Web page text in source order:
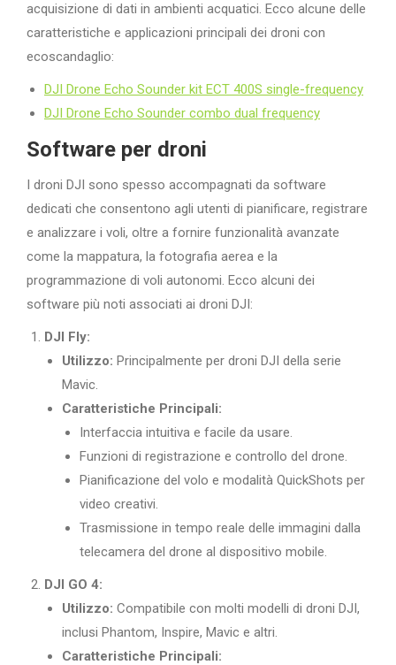
acquisizione di dati in ambienti acquatici. Ecco alcune delle
caratteristiche e applicazioni principali dei droni con
ecoscandaglio:
DJI Drone Echo Sounder kit ECT 400S single-frequency
DJI Drone Echo Sounder combo dual frequency
Software per droni
I droni DJI sono spesso accompagnati da software
dedicati che consentono agli utenti di pianificare, registrare
e analizzare i voli, oltre a fornire funzionalità avanzate
come la mappatura, la fotografia aerea e la
programmazione di voli autonomi. Ecco alcuni dei
software più noti associati ai droni DJI:
DJI Fly:
Utilizzo: Principalmente per droni DJI della serie
Mavic.
Caratteristiche Principali:
Interfaccia intuitiva e facile da usare.
Funzioni di registrazione e controllo del drone.
Pianificazione del volo e modalità QuickShots per
video creativi.
Trasmissione in tempo reale delle immagini dalla
telecamera del drone al dispositivo mobile.
DJI GO 4:
Utilizzo: Compatibile con molti modelli di droni DJI,
inclusi Phantom, Inspire, Mavic e altri.
Caratteristiche Principali: